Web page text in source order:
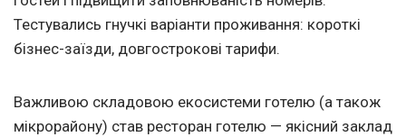
Тестувались гнучкі варіанти проживання: короткі
бізнес-заїзди, довгострокові тарифи.
Важливою складовою екосистеми готелю (а також
мікрорайону) став ресторан готелю — якісний заклад